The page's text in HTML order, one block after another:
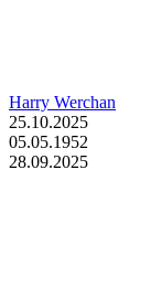
Harry Werchan
25.10.2025
05.05.1952
28.09.2025